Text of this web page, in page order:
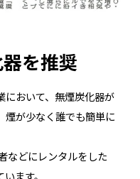
を推奨
において、無煙炭化器が
煙が少なく誰でも簡単に
などにレンタルをした